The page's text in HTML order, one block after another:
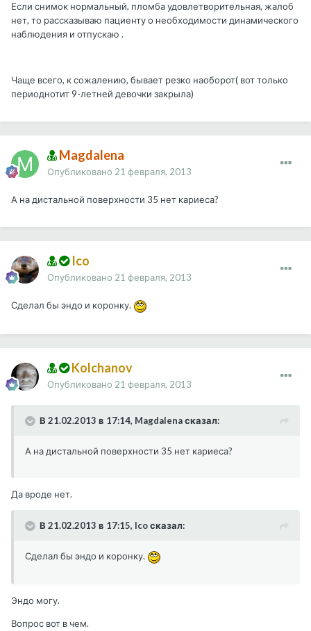
Если снимок нормальный, пломба удовлетворительная, жалоб
нет, то рассказываю пациенту о необходимости динамического
наблюдения и отпускаю .
Чаще всего, к сожалению, бывает резко наоборот( вот только
периоднотит 9-летней девочки закрыла)
Magdalena
Опубликовано 21 февраля, 2013
А на дистальной поверхности 35 нет кариеса?
Ico
Опубликовано 21 февраля, 2013
Сделал бы эндо и коронку.
Kolchanov
Опубликовано 21 февраля, 2013
В 21.02.2013 в 17:14, Magdalena сказал:
А на дистальной поверхности 35 нет кариеса?
Да вроде нет.
В 21.02.2013 в 17:15, Ico сказал:
Сделал бы эндо и коронку.
Эндо могу.
Вопрос вот в чем.